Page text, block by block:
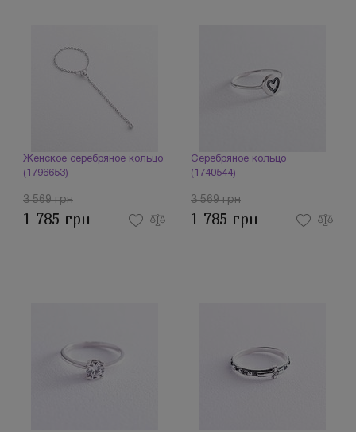
Женское серебряное кольцо
(1796653)
3 569 грн
1 785 грн
Серебряное кольцо
(1740544)
3 569 грн
1 785 грн